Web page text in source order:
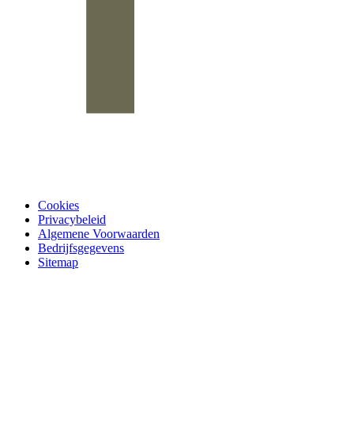
Cookies
Privacybeleid
Algemene Voorwaarden
Bedrijfsgegevens
Sitemap